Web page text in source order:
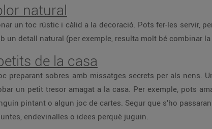
natural
un toc rústic i càlid a la decoració. Pots fer-les servir,
un detall natural (per exemple, resulta molt bé combinar
de la casa
preparant sobres amb missatges secrets per als nens.
un petit tresor amagat a la casa. Per exemple, pots
pintant o algun joc de cartes. Segur que s’ho
endevinalles o idees perquè juguin.